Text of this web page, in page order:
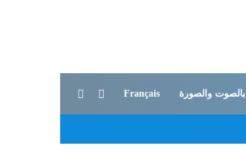
بالصوت والصورة Français الوضع المظلم